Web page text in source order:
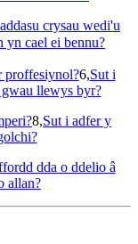
crysau wedi'u
yn cael ei bennu?
proffesiynol?6,Sut i
gwau llewys byr?
8,Sut i adfer y
dda o ddelio â
allan?